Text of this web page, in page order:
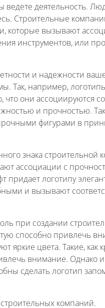
ведете деятельность.
Строительные
которые вызывают
инструментов, или
и надежности
Так, например,
что они ассоциируются
и прочностью.
фигурами в
знака строительной
ассоциации с
логотипу
и вызывают
при создании
способно привлечь
яркие цвета. Такие, как
внимание. Однако
сделать логотип
компаний.